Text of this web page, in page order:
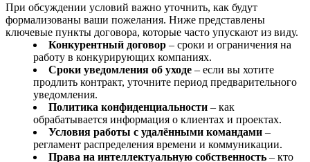
При обсуждении условий важно уточнить, как будут
формализованы ваши пожелания. Ниже представлены
ключевые пункты договора, которые часто упускают из виду.
Конкурентный договор – сроки и ограничения на
работу в конкурирующих компаниях.
Сроки уведомления об уходе – если вы хотите
продлить контракт, уточните период предварительного
уведомления.
Политика конфиденциальности – как
обрабатывается информация о клиентах и проектах.
Условия работы с удалёнными командами –
регламент распределения времени и коммуникации.
Права на интеллектуальную собственность – кто